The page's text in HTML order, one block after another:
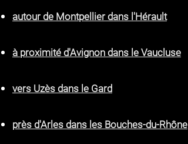
autour de Montpellier dans l'Hérault
à proximité d'Avignon dans le Vaucluse
vers Uzès dans le Gard
près d'Arles dans les Bouches-du-Rhône